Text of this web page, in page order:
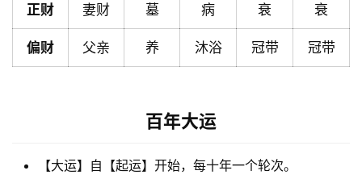
A
正财 妻财 墓 病 衰 衰
偏财 父亲 养 沐浴 冠带 冠带
百年大运
【大运】自【起运】开始，每十年一个轮次。